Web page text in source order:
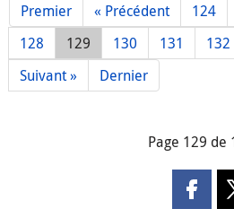
Premier « Précédent 124
128
129 130 131 132
Suivant »
Dernier
Page 129 de